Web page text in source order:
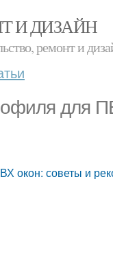
И ДИЗАЙН
ремонт и
для
окон: советы и